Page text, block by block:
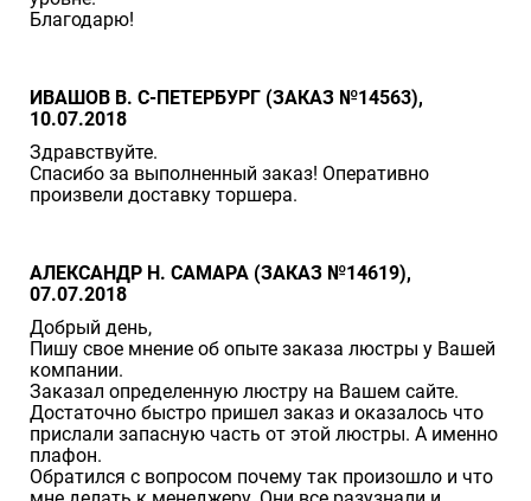
Благодарю!
ИВАШОВ В. С-ПЕТЕРБУРГ (ЗАКАЗ №14563),
10.07.2018
Здравствуйте.
Спасибо за выполненный заказ! Оперативно
произвели доставку торшера.
АЛЕКСАНДР Н. САМАРА (ЗАКАЗ №14619),
07.07.2018
Добрый день,
Пишу свое мнение об опыте заказа люстры у Вашей
компании.
Заказал определенную люстру на Вашем сайте.
Достаточно быстро пришел заказ и оказалось что
прислали запасную часть от этой люстры. А именно
плафон.
Обратился с вопросом почему так произошло и что